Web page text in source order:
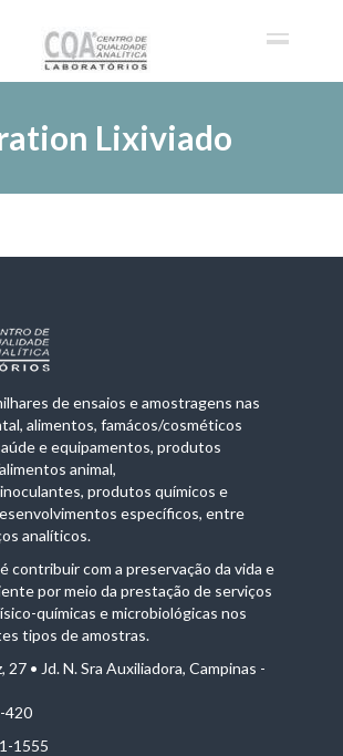
Lixiviado
de ensaios e amostragens nas
alimentos, famácos/cosméticos
e equipamentos, produtos
animal,
produtos químicos e
específicos, entre
analíticos.
contribuir com a preservação da vida e
por meio da prestação de serviços
químicas e microbiológicas nos
tipos de amostras.
27 • Jd. N. Sra Auxiliadora, Campinas -
420
1555